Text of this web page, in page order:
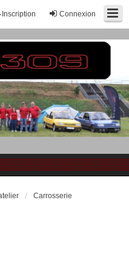
Connexion
Inscription
Carrosserie